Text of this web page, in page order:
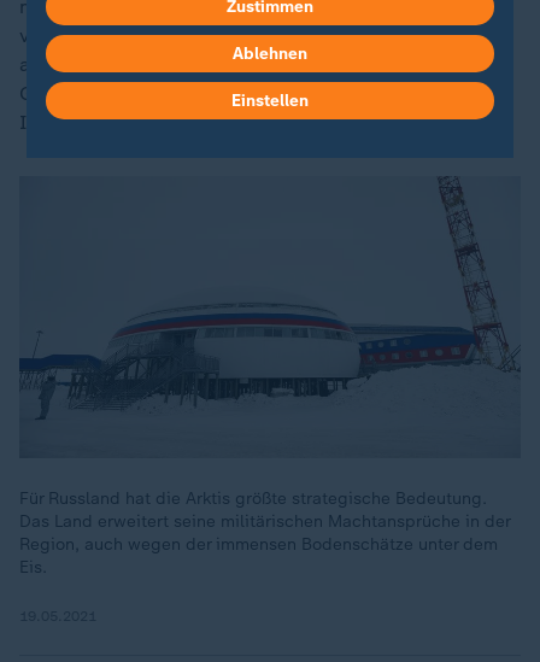
neue globale Machtposition im internationalen Handel
verschaffen. So könnten Schiffe, die aus Fernost, vor
allem aus
, kommen mit dieser Route Zeit und
Geld sparen. Doch dafür bräuchte es massive
Investitionen in die Infrastruktur.
Dieses Video existiert nicht (mehr).
Für Russland hat die Arktis größte strategische Bedeutung.
Das Land erweitert seine militärischen Machtansprüche in der
Region, auch wegen der immensen Bodenschätze unter dem
Eis.
Zustimmen
Ablehnen
Einstellen